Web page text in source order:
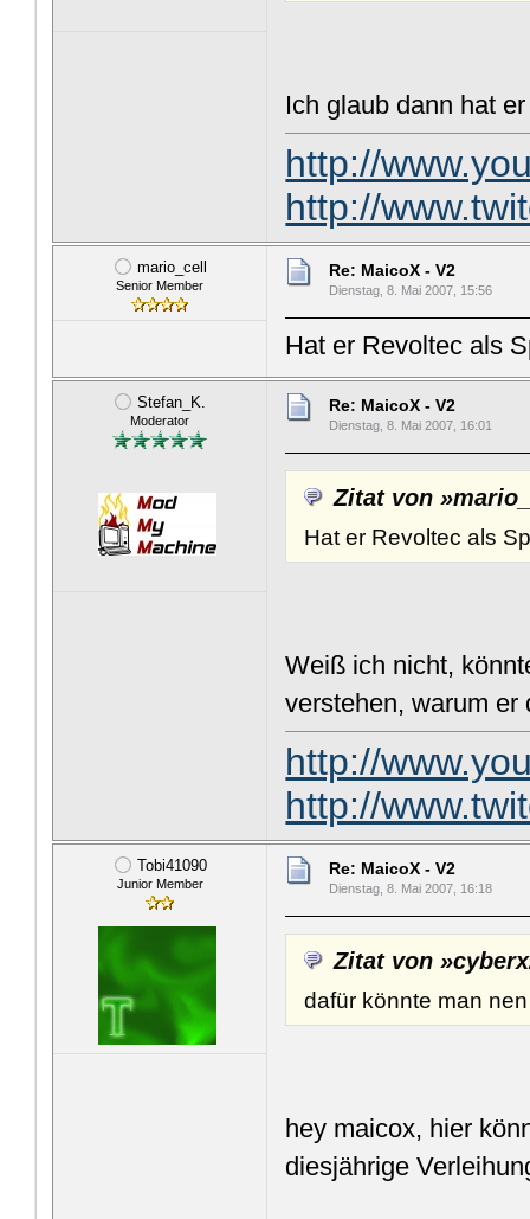
Ich glaub dann hat
http://
http://
mario_cell
Senior Member
Re: MaicoX - V2
Dienstag, 8. Mai 2007, 15:56
Hat er Revoltec als
Stefan_K.
Moderator
Re: MaicoX - V2
Dienstag, 8. Mai 2007, 16:01
Zitat von
Hat er Revoltec als
Weiß ich nicht,
verstehen, warum er
http://
http://
Tobi41090
Junior Member
Re: MaicoX - V2
Dienstag, 8. Mai 2007, 16:18
Zitat von
dafür könnte man
hey maicox, hier
diesjährige